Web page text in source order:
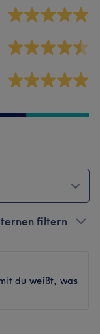
filtern
du weißt, was